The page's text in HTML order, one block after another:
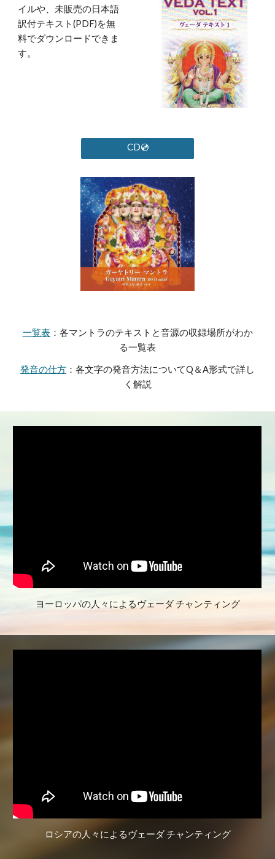
イルや、未販売の日本語
訳付テキスト(PDF)を無
料でダウンロードできま
す。
CD💿
一覧表：各マントラのテキストと音源の収録場所がわか
る一覧表
発音の仕方 ：各文字の発音方法についてQ＆A形式で詳し
く解説
ヨーロッパの人々によるヴェーダ チャンティング
ロシアの人々によるヴェーダ チャンティング